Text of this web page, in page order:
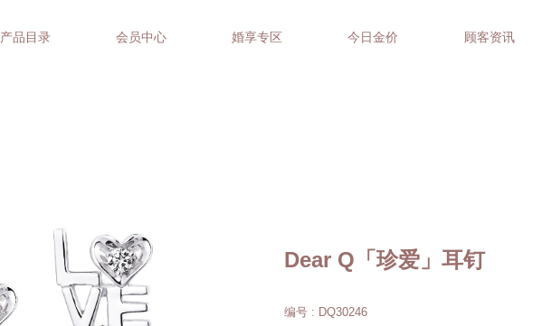
产品目录 会员中心 婚享专区 今日金价 顾客资讯
Dear Q「珍爱」耳钉
编号 : DQ30246